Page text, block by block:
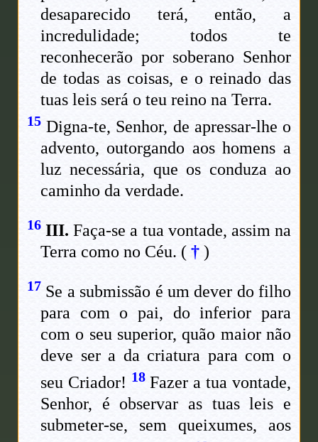
desaparecido terá, então, a
incredulidade; todos te
reconhecerão por soberano Senhor
de todas as coisas, e o reinado das
tuas leis será o teu reino na Terra.
15 Digna-te, Senhor, de apressar-lhe o
advento, outorgando aos homens a
luz necessária, que os conduza ao
caminho da verdade.
16 III. Faça-se a tua vontade, assim na
Terra como no Céu. ( †)
17 Se a submissão é um dever do filho
para com o pai, do inferior para
com o seu superior, quão maior não
deve ser a da criatura para com o
seu Criador! 18Fazer a tua vontade,
Senhor, é observar as tuas leis e
submeter-se, sem queixumes, aos